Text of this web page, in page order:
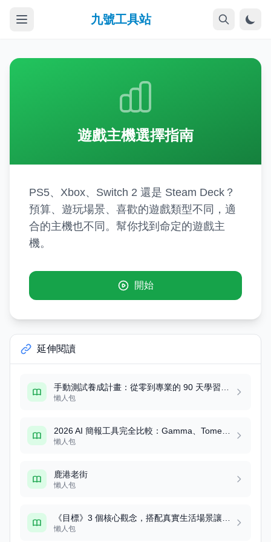
九號工具站
遊戲主機選擇指南
PS5、Xbox、Switch 2 還是 Steam Deck？
預算、遊玩場景、喜歡的遊戲類型不同，適
合的主機也不同。幫你找到命定的遊戲主
機。
開始
延伸閱讀
懶人包
懶人包
鹿港老街
懶人包
懶人包